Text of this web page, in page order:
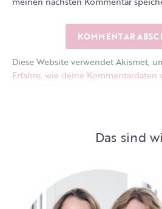
Diese Website verwendet Akismet,
Erfahre, wie deine Kommentardaten
Das sind